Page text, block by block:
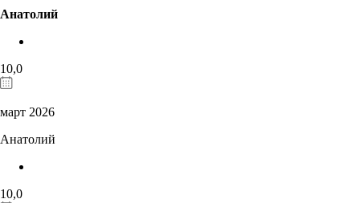
Анатолий
10,0
март 2026
Анатолий
10,0